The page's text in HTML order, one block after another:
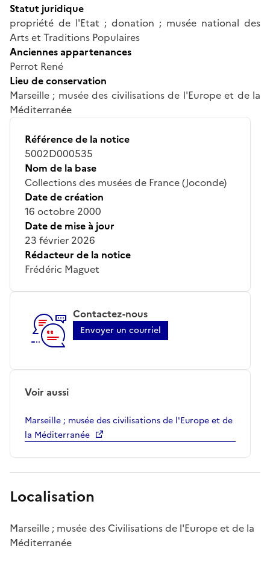
Statut juridique
propriété de l'Etat ; donation ; musée national des
Arts et Traditions Populaires
Anciennes appartenances
Perrot René
Lieu de conservation
Marseille ; musée des civilisations de l'Europe et de la
Méditerranée
Référence de la notice
5002D000535
Nom de la base
Collections des musées de France (Joconde)
Date de création
16 octobre 2000
Date de mise à jour
23 février 2026
Rédacteur de la notice
Frédéric Maguet
Contactez-nous
Envoyer un courriel
Voir aussi
Marseille ; musée des civilisations de l'Europe et de
la Méditerranée
Localisation
Marseille ; musée des Civilisations de l'Europe et de la
Méditerranée